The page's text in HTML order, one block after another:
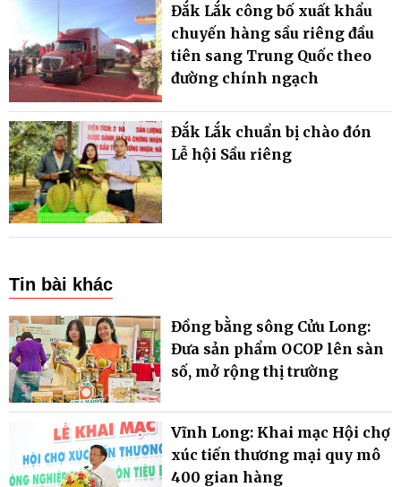
Đắk Lắk công bố xuất khẩu
chuyến hàng sầu riêng đầu
tiên sang Trung Quốc theo
đường chính ngạch
Đắk Lắk chuẩn bị chào đón
Lễ hội Sầu riêng
Tin bài khác
Đồng bằng sông Cửu Long:
Đưa sản phẩm OCOP lên sàn
số, mở rộng thị trường
Vĩnh Long: Khai mạc Hội chợ
xúc tiến thương mại quy mô
400 gian hàng